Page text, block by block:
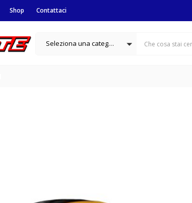
Shop Contattaci
Seleziona una categoria